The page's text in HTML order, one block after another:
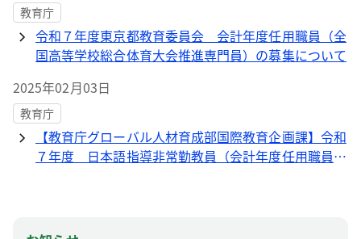
教育庁
令和７年度東京都教育委員会 会計年度任用職員（全
国高等学校総合体育大会推進専門員）の募集について
2025年02月03日
教育庁
【教育庁グローバル人材育成部国際教育企画課】令和
７年度 日本語指導非常勤教員（会計年度任用職員）